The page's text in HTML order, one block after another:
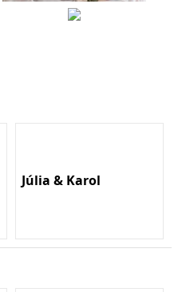
Júlia & Karol